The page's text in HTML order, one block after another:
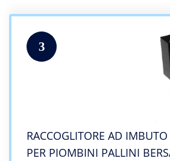
3
RACCOGLITORE AD
PER PIOMBINI PALLINI